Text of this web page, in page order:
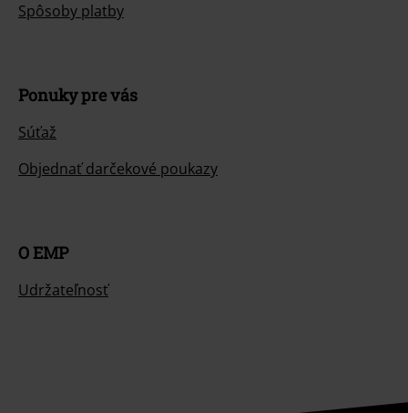
Spôsoby platby
Ponuky pre vás
Súťaž
Objednať darčekové poukazy
O EMP
Udržateľnosť